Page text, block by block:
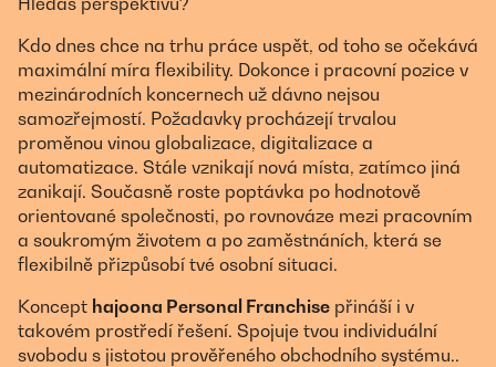
Kdo dnes chce na trhu práce uspět, od toho se očekává
maximální míra flexibility. Dokonce i pracovní pozice v
mezinárodních koncernech už dávno nejsou
samozřejmostí. Požadavky procházejí trvalou
proměnou vinou globalizace, digitalizace a
automatizace. Stále vznikají nová místa, zatímco jiná
zanikají. Současně roste poptávka po hodnotově
orientované společnosti, po rovnováze mezi pracovním
a soukromým životem a po zaměstnáních, která se
flexibilně přizpůsobí tvé osobní situaci.
Koncept hajoona Personal Franchise přináší i v
takovém prostředí řešení. Spojuje tvou individuální
svobodu s jistotou prověřeného obchodního systému..